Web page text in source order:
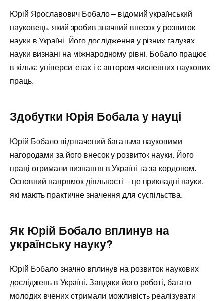
Юрій Ярославович Бобало – відомий український
науковець, який зробив значний внесок у розвиток
науки в Україні. Його дослідження у різних галузях
науки визнані на міжнародному рівні. Бобало працює
в кілька університетах і є автором численних наукових
праць.
Здобутки Юрія Бобала у науці
Юрій Бобало відзначений багатьма науковими
нагородами за його внесок у розвиток науки. Його
праці отримали визнання в Україні та за кордоном.
Основний напрямок діяльності – це прикладні науки,
які мають практичне значення для суспільства.
Як Юрій Бобало вплинув на
українську науку?
Юрій Бобало значно вплинув на розвиток наукових
досліджень в Україні. Завдяки його роботі, багато
молодих вчених отримали можливість реалізувати